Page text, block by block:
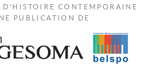
D'HISTOIRE CONTEMPORAINE
PUBLICATION DE